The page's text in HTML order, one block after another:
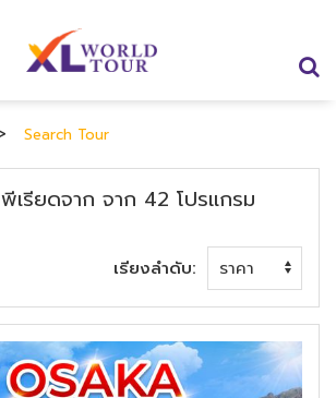
Search Tour
พีเรียดจาก จาก 42 โปรแกรม
เรียงลำดับ: